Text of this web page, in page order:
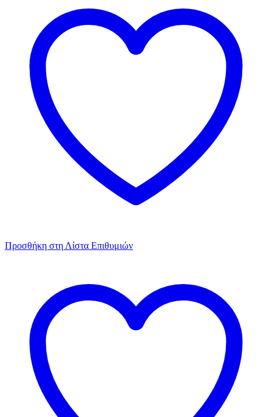
Προσθήκη στη Λίστα Επιθυμιών